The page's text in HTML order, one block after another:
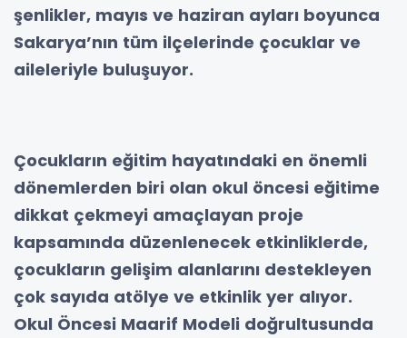
şenlikler, mayıs ve haziran ayları boyunca
Sakarya’nın tüm ilçelerinde çocuklar ve
aileleriyle buluşuyor.
Çocukların eğitim hayatındaki en önemli
dönemlerden biri olan okul öncesi eğitime
dikkat çekmeyi amaçlayan proje
kapsamında düzenlenecek etkinliklerde,
çocukların gelişim alanlarını destekleyen
çok sayıda atölye ve etkinlik yer alıyor.
Okul Öncesi Maarif Modeli doğrultusunda